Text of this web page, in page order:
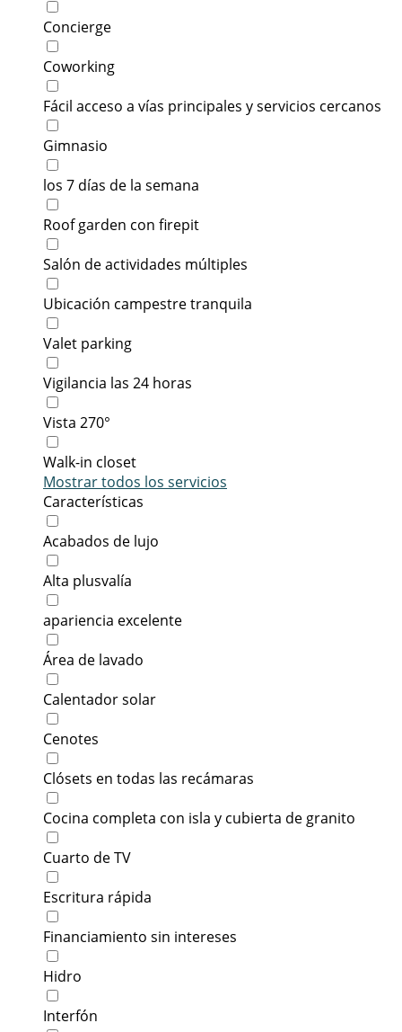
Concierge
Coworking
Fácil acceso a vías principales y servicios cercanos
Gimnasio
los 7 días de la semana
Roof garden con firepit
Salón de actividades múltiples
Ubicación campestre tranquila
Valet parking
Vigilancia las 24 horas
Vista 270°
Walk-in closet
Mostrar todos los servicios
Características
Acabados de lujo
Alta plusvalía
apariencia excelente
Área de lavado
Calentador solar
Cenotes
Clósets en todas las recámaras
Cocina completa con isla y cubierta de granito
Cuarto de TV
Escritura rápida
Financiamiento sin intereses
Hidro
Interfón